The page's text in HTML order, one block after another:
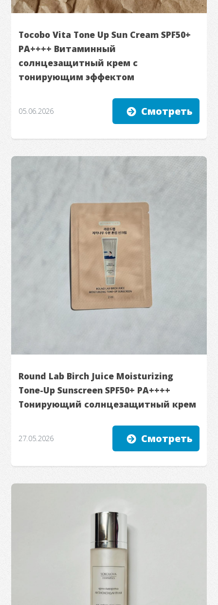
Tocobo Vita Tone Up Sun Cream SPF50+
PA++++ Витаминный
солнцезащитный крем с
тонирующим эффектом
05.06.2026 Смотреть
Round Lab Birch Juice Moisturizing
Tone-Up Sunscreen SPF50+ PA++++
Тонирующий солнцезащитный крем
27.05.2026 Смотреть